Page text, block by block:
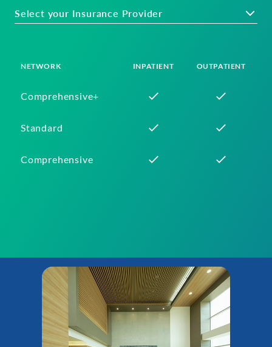
Select your Insurance Provider
NETWORK INPATIENT OUTPATIENT
Comprehensive+
Standard
Comprehensive